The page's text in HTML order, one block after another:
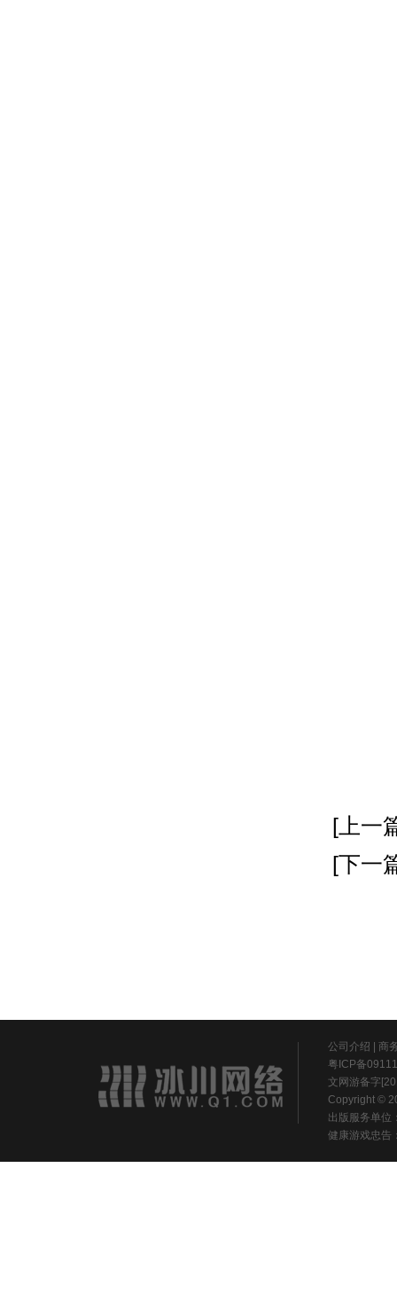
[上一
[下一
公司介绍
商
粤ICP备
文网游备字
Copyright ©
出版服务单位
健康游戏忠告